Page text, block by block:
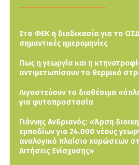
Στο ΦΕΚ η διαδικασία για το
σημαντικές ημερομηνίες
Πως η γεωργία και η
αντιμετωπίσουν το θερμικό
Λιγοστεύουν τα διαθέσιμα
για φυτοπροστασία
Γιάννης Ανδριανός: «Άρση
εμποδίων για 24.000 νέους
αναλογικό πλαίσιο κυρώσεων
Αιτήσεις Ενίσχυσης»